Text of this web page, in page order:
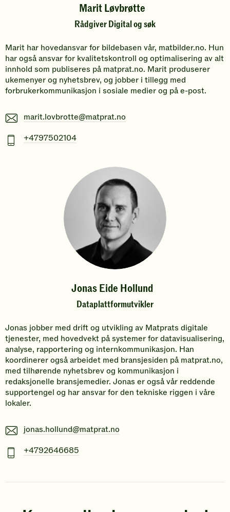
Marit Løvbrøtte
Rådgiver Digital og søk
Marit har hovedansvar for bildebasen vår, matbilder.no. Hun
har også ansvar for kvalitetskontroll og optimalisering av alt
innhold som publiseres på matprat.no. Marit produserer
ukemenyer og nyhetsbrev, og jobber i tillegg med
forbrukerkommunikasjon i sosiale medier og på e-post.
E-
marit.lovbrotte@matprat.no
Mobiltelefonnummer
+4797502104
Jonas Eide Hollund
Dataplattformutvikler
Jonas jobber med drift og utvikling av Matprats digitale
tjenester, med hovedvekt på systemer for datavisualisering,
analyse, rapportering og internkommunikasjon. Han
koordinerer også arbeidet med bransjesiden på matprat.no,
med tilhørende nyhetsbrev og kommunikasjon i
redaksjonelle bransjemedier. Jonas er også vår reddende
supportengel og har ansvar for den tekniske riggen i våre
lokaler.
E-
jonas.hollund@matprat.no
Mobiltelefonnummer
+4792646685